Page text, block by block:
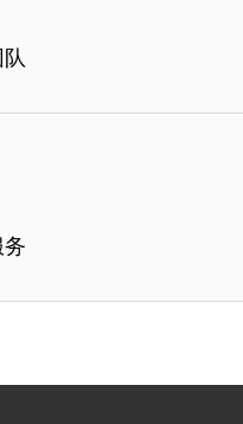
需求的二维码，将防伪、溯源、防窜